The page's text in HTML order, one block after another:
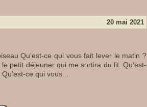
20 mai 2021
Qu’est-ce qui vous fait lever le matin ?
petit déjeuner qui me sortira du lit. Qu’est-
ce qui vous...